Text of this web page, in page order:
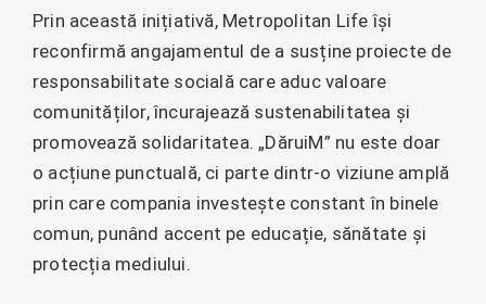
Prin această inițiativă, Metropolitan Life își
reconfirmă angajamentul de a susține proiecte de
responsabilitate socială care aduc valoare
comunităților, încurajează sustenabilitatea și
promovează solidaritatea. „DăruiM” nu este doar
o acțiune punctuală, ci parte dintr-o viziune amplă
prin care compania investește constant în binele
comun, punând accent pe educație, sănătate și
protecția mediului.